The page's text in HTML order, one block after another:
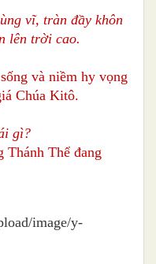
vĩ, tràn đầy khôn
lên trời cao.
và niềm hy vọng
Chúa Kitô.
gì?
Thánh Thể đang